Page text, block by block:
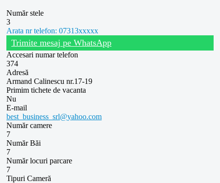
Număr stele
3
Arata nr telefon: 07313xxxxx
Trimite mesaj pe WhatsApp
Accesari numar telefon
374
Adresă
Armand Calinescu nr.17-19
Primim tichete de vacanta
Nu
E-mail
best_business_srl​@​yahoo.com
Număr camere
7
Număr Băi
7
Număr locuri parcare
7
Tipuri Cameră